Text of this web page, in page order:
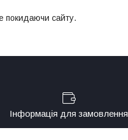
покидаючи сайту.
Інформація для замовлення